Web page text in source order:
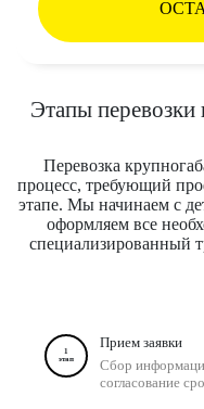
Этапы перевозки
Перевозка
процесс, требующий
этапе. Мы начинаем с
оформляем все
специализированный
1
этап
Прием заявки
Сбор
согласование